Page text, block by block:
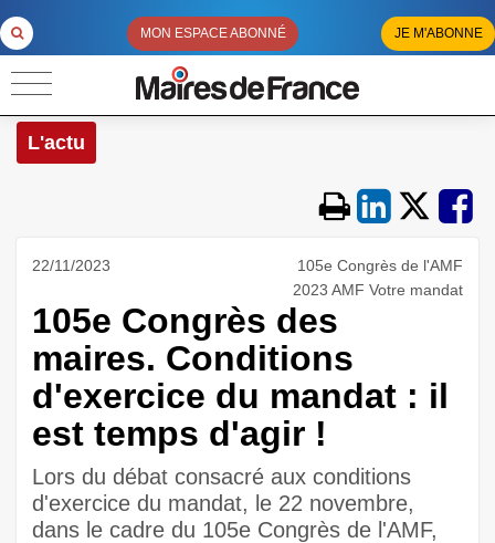
MON ESPACE ABONNÉ JE M'ABONNE
L'actu
22/11/2023
105e Congrès de l'AMF
2023 AMF Votre mandat
105e Congrès des
maires. Conditions
d'exercice du mandat : il
est temps d'agir !
Lors du débat consacré aux conditions
d'exercice du mandat, le 22 novembre,
dans le cadre du 105e Congrès de l'AMF,